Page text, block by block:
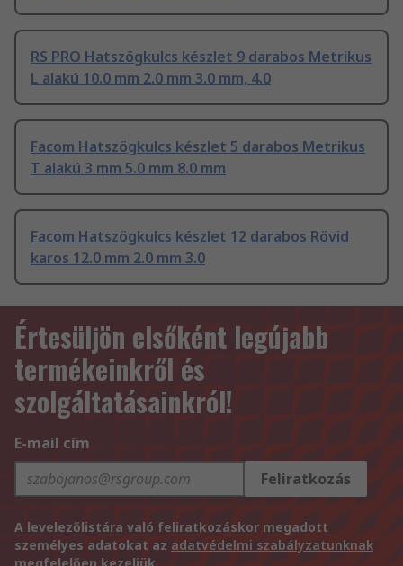
RS PRO Hatszögkulcs készlet 9 darabos Metrikus
L alakú 10.0 mm 2.0 mm 3.0 mm, 4.0
Facom Hatszögkulcs készlet 5 darabos Metrikus
T alakú 3 mm 5.0 mm 8.0 mm
Facom Hatszögkulcs készlet 12 darabos Rövid
karos 12.0 mm 2.0 mm 3.0
Értesüljön elsőként legújabb
termékeinkről és
szolgáltatásainkról!
E-mail cím
Feliratkozás
A levelezőlistára való feliratkozáskor megadott
személyes adatokat az adatvédelmi szabályzatunknak